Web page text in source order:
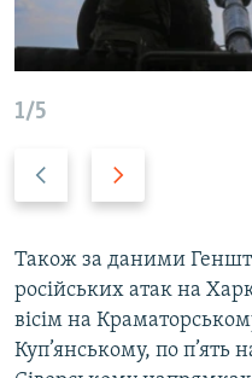
1/5
а
д
р
е
д
Також за даними
російських атак на
вісім на
Куп’янському, по п’ять